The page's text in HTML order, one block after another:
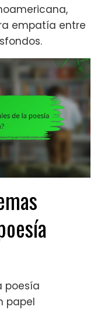
empatía entre
poesía
papel